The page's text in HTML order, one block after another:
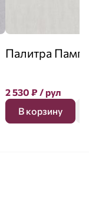
Палитра
2 530 ₽ / рул
В корзину